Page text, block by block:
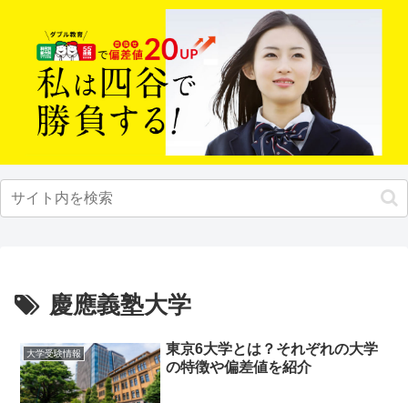
慶應義塾大学
大学受験情報
東京6大学とは？それぞれの大学
の特徴や偏差値を紹介